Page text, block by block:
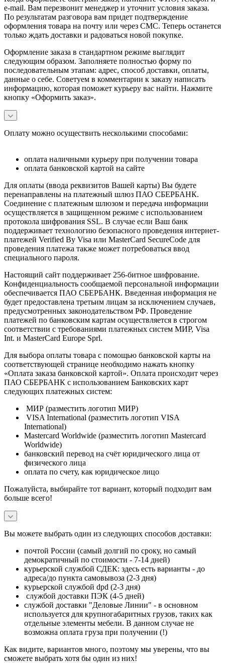
e-mail. Вам перезвонит менеджер и уточнит условия заказа.
По результатам разговора вам придет подтверждение
оформления товара на почту или через СМС. Теперь останется
только ждать доставки и радоваться новой покупке.
Оформление заказа в стандартном режиме выглядит
следующим образом. Заполняете полностью форму по
последовательным этапам: адрес, способ доставки, оплаты,
данные о себе. Советуем в комментарии к заказу написать
информацию, которая поможет курьеру вас найти. Нажмите
кнопку «Оформить заказ».
Оплату можно осуществить несколькими способами:
оплата наличными курьеру при получении товара
оплата банковской картой на сайте
Для оплаты (ввода реквизитов Вашей карты) Вы будете
перенаправлены на платежный шлюз ПАО СБЕРБАНК.
Соединение с платежным шлюзом и передача информации
осуществляется в защищенном режиме с использованием
протокола шифрования SSL. В случае если Ваш банк
поддерживает технологию безопасного проведения интернет-
платежей Verified By Visa или MasterCard SecureCode для
проведения платежа также может потребоваться ввод
специального пароля.
Настоящий сайт поддерживает 256-битное шифрование.
Конфиденциальность сообщаемой персональной информации
обеспечивается ПАО СБЕРБАНК. Введенная информация не
будет предоставлена третьим лицам за исключением случаев,
предусмотренных законодательством РФ. Проведение
платежей по банковским картам осуществляется в строгом
соответствии с требованиями платежных систем МИР, Visa
Int. и MasterCard Europe Sprl.
Для выбора оплаты товара с помощью банковской карты на
соответствующей странице необходимо нажать кнопку
«Оплата заказа банковской картой». Оплата происходит через
ПАО СБЕРБАНК с использованием Банковских карт
следующих платежных систем:
МИР (разместить логотип МИР)
VISA International (разместить логотип VISA
International)
Mastercard Worldwide (разместить логотип Mastercard
Worldwide)
банковский перевод на счёт юридического лица от
физического лица
оплата по счету, как юридическое лицо
Пожалуйста, выбирайте тот вариант, который подходит вам
больше всего!
Вы можете выбрать один из следующих способов доставки:
почтой России (самый долгий по сроку, но самый
демократичный по стоимости - 7-14 дней)
курьерской службой СДЕК: здесь есть варианты - до
адреса/до пункта самовывоза (2-3 дня)
курьерской службой dpd (2-3 дня)
службой доставки ПЭК (4-5 дней)
службой доставки "Деловые Линии" - в основном
используется для крупногабаритных грузов, таких как
отдельные элементы мебели. В данном случае не
возможна оплата груза при получении (!)
Как видите, вариантов много, поэтому мы уверены, что вы
сможете выбрать хотя бы один из них!